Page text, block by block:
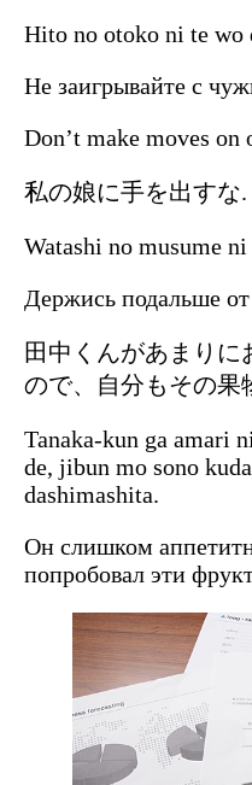
Hito no otoko ni te wo
Не заигрывайте с
Don’t make moves on
私の娘に手を出すな.
Watashi no musume ni
Держись подальше
田中くんがあまりに
ので、自分もその果
Tanaka-kun ga amari
de, jibun mo sono
dashimashita.
Он слишком
попробовал эти